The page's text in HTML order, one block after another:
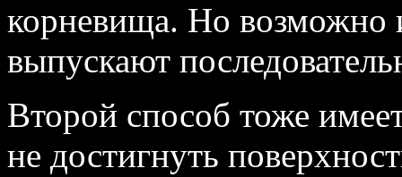
корневища. Но возможно
выпускают
Второй способ тоже
не достигнуть